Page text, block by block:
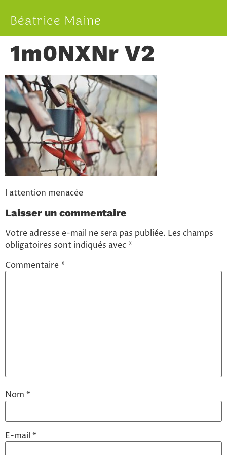
Béatrice Maine
1m0NXNr V2
l attention menacée
Laisser un commentaire
Votre adresse e-mail ne sera pas publiée. Les champs
obligatoires sont indiqués avec*
Commentaire*
Nom *
E-mail *